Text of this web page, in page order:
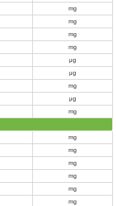
mg
mg
mg
mg
μg
μg
mg
μg
mg
mg
mg
mg
mg
mg
mg